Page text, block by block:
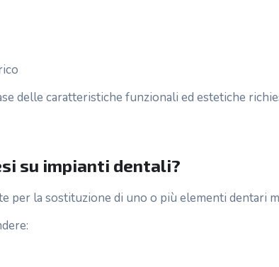
delle caratteristiche funzionali ed estetiche
su impianti dentali?
per la sostituzione di uno o più elementi dentari